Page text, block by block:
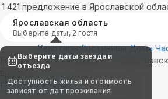
1 421 предложение в Ярославской
Ярославская область
Выберите даты, 2 гостя
Квартиры Гостиницы Дома
Найдём, где остановиться в
Показать на карте
Выберите даты заезда и
отъезда
Доступность жилья и стоимость
зависят от дат проживания